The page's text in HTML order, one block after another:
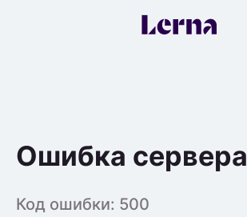
Ошибка сервера
Код ошибки: 500